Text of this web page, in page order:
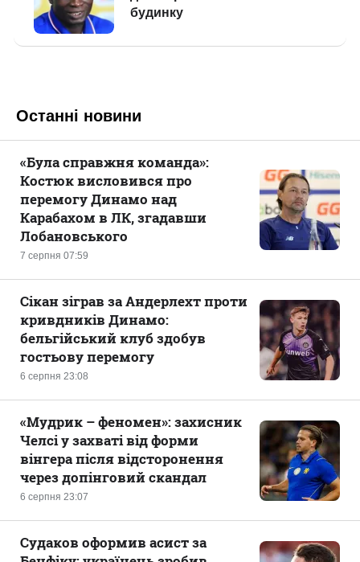
Останні новини
7 серпня 07:59
«Була справжня команда»:
Костюк висловився про
перемогу Динамо над
Карабахом в ЛК, згадавши
Лобановського
6 серпня 23:08
Сікан зіграв за Андерлехт проти
кривдників Динамо:
бельгійський клуб здобув
гостьову перемогу
6 серпня 23:07
«Мудрик – феномен»: захисник
Челсі у захваті від форми
вінгера після відсторонення
через допінговий скандал
Судаков оформив асист за